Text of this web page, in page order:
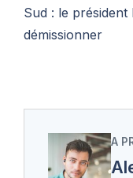
Sud : le président
démissionner
A